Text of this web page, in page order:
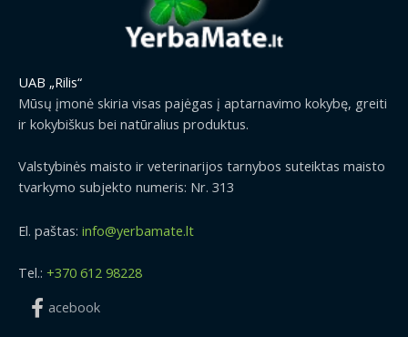
UAB „Rilis“
Mūsų įmonė skiria visas pajėgas į aptarnavimo kokybę, greiti
ir kokybiškus bei natūralius produktus.
Valstybinės maisto ir veterinarijos tarnybos suteiktas maisto
tvarkymo subjekto numeris: Nr. 313
El. paštas: info@yerbamate.lt
Tel.: +370 612 98228
acebook